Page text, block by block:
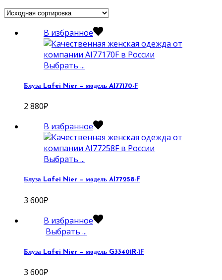
В избранное
Выбрать ...
Блуза Lafei Nier — модель AI77170-F
2 880₽
В избранное
Выбрать ...
Блуза Lafei Nier — модель AI77258-F
3 600₽
В избранное
Выбрать ...
Блуза Lafei Nier — модель G33401R-1F
3 600₽